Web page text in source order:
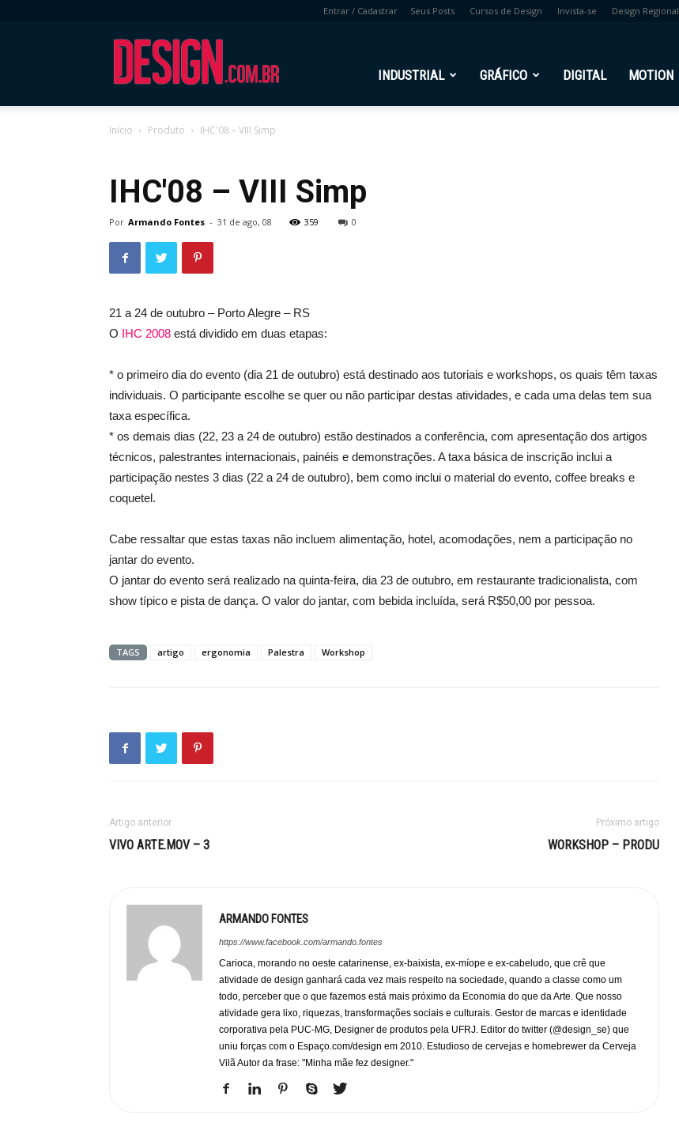
Entrar / Cadastrar Seus Posts Cursos de Design Invista-se Design Regional
INDUSTRIAL GRÁFICO DIGITAL MOTION
Início Produto IHC'08 – VIII Simp
IHC'08 – VIII Simp
Por Armando Fontes - 31 de ago, 08 359 0
21 a 24 de outubro – Porto Alegre – RS
O IHC 2008 está dividido em duas etapas:
* o primeiro dia do evento (dia 21 de outubro) está destinado aos tutoriais e workshops, os quais têm taxas
individuais. O participante escolhe se quer ou não participar destas atividades, e cada uma delas tem sua
taxa específica.
* os demais dias (22, 23 a 24 de outubro) estão destinados a conferência, com apresentação dos artigos
técnicos, palestrantes internacionais, painéis e demonstrações. A taxa básica de inscrição inclui a
participação nestes 3 dias (22 a 24 de outubro), bem como inclui o material do evento, coffee breaks e
coquetel.
Cabe ressaltar que estas taxas não incluem alimentação, hotel, acomodações, nem a participação no
jantar do evento.
O jantar do evento será realizado na quinta-feira, dia 23 de outubro, em restaurante tradicionalista, com
show típico e pista de dança. O valor do jantar, com bebida incluída, será R$50,00 por pessoa.
TAGS artigo ergonomia Palestra Workshop
Artigo anterior
VIVO ARTE.MOV – 3
Próximo artigo
WORKSHOP – PRODU
ARMANDO FONTES
https://www.facebook.com/armando.fontes
Carioca, morando no oeste catarinense, ex-baixista, ex-míope e ex-cabeludo, que crê que
atividade de design ganhará cada vez mais respeito na sociedade, quando a classe como um
todo, perceber que o que fazemos está mais próximo da Economia do que da Arte. Que nosso
atividade gera lixo, riquezas, transformações sociais e culturais. Gestor de marcas e identidade
corporativa pela PUC-MG, Designer de produtos pela UFRJ. Editor do twitter (@design_se) que
uniu forças com o Espaço.com/design em 2010. Estudioso de cervejas e homebrewer da Cerveja
Vilã Autor da frase: "Minha mãe fez designer."